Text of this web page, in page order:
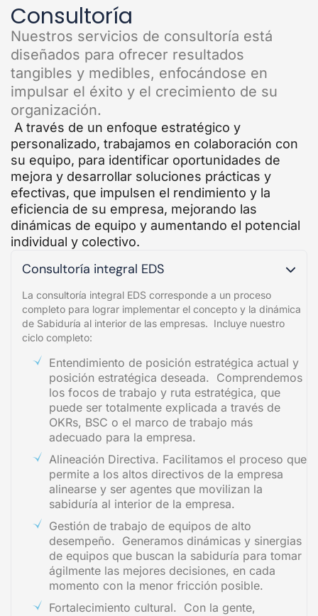
Consultoría
Nuestros servicios de consultoría está
diseñados para ofrecer resultados
tangibles y medibles, enfocándose en
impulsar el éxito y el crecimiento de su
organización.
A través de un enfoque estratégico y
personalizado, trabajamos en colaboración con
su equipo, para identificar oportunidades de
mejora y desarrollar soluciones prácticas y
efectivas, que impulsen el rendimiento y la
eficiencia de su empresa, mejorando las
dinámicas de equipo y aumentando el potencial
individual y colectivo.
Consultoría integral EDS
La consultoría integral EDS corresponde a un proceso
completo para lograr implementar el concepto y la dinámica
de Sabiduría al interior de las empresas. Incluye nuestro
ciclo completo:
Entendimiento de posición estratégica actual y
posición estratégica deseada. Comprendemos
los focos de trabajo y ruta estratégica, que
puede ser totalmente explicada a través de
OKRs, BSC o el marco de trabajo más
adecuado para la empresa.
Alineación Directiva. Facilitamos el proceso que
permite a los altos directivos de la empresa
alinearse y ser agentes que movilizan la
sabiduría al interior de la empresa.
Gestión de trabajo de equipos de alto
desempeño. Generamos dinámicas y sinergias
de equipos que buscan la sabiduría para tomar
ágilmente las mejores decisiones, en cada
momento con la menor fricción posible.
Fortalecimiento cultural. Con la gente,